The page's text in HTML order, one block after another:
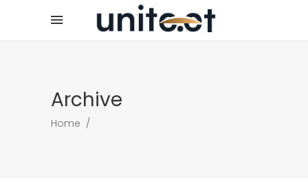
Archive
Home /